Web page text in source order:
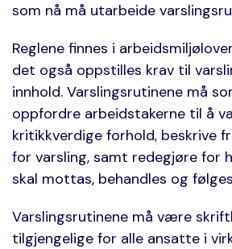
som nå må utarbeide
Reglene finnes i
det også oppstilles krav til
innhold. Varslingsrutinene må
oppfordre arbeidstakerne til å
kritikkverdige forhold, beskrive
for varsling, samt redegjøre for
skal mottas, behandles og
Varslingsrutinene må være
tilgjengelige for alle ansatte i